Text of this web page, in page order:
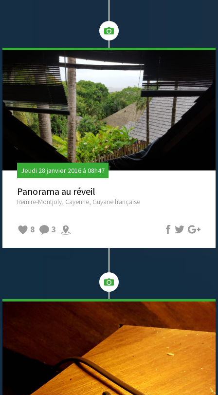
Jeudi 28 janvier 2016 à 08h47
Panorama au réveil
Remire-Montjoly, Cayenne, Guyane française
8 3